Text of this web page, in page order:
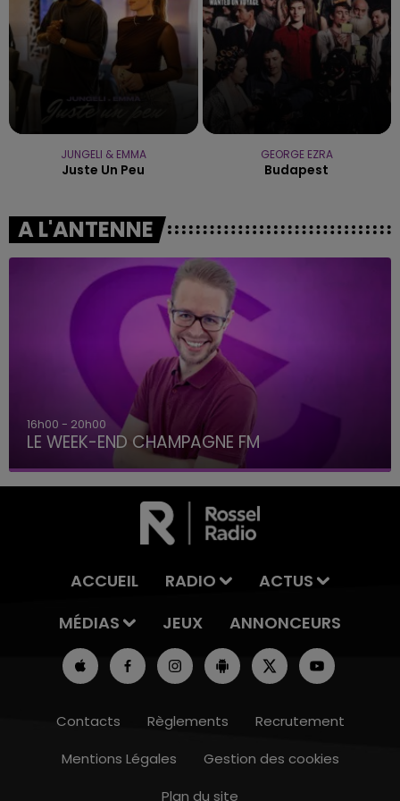
JUNGELI & EMMA
Juste Un Peu
GEORGE EZRA
Budapest
A L'ANTENNE
16h00 - 20h00
LE WEEK-END CHAMPAGNE FM
ACCUEIL RADIO
ACTUS
MÉDIAS
JEUX ANNONCEURS
Contacts Règlements
Recrutement
Mentions Légales
Gestion des cookies
Plan du site